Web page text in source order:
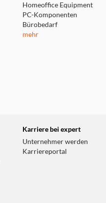
Homeoffice Equipment
PC-Komponenten
Bürobedarf
mehr
Karriere bei expert
Unternehmer werden
Karriereportal